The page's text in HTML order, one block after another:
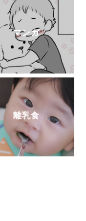
マンガ
離乳食